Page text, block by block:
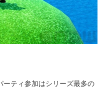
ーティ参加はシリーズ最多の